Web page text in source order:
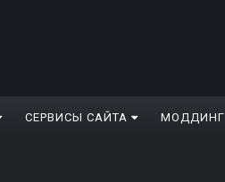
СЕРВИСЫ САЙТА МОДДИНГ